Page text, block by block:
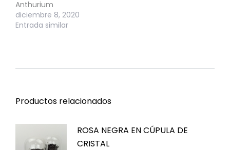
Anthurium
diciembre 8, 2020
Entrada similar
Productos relacionados
ROSA NEGRA EN CÚPULA DE
CRISTAL